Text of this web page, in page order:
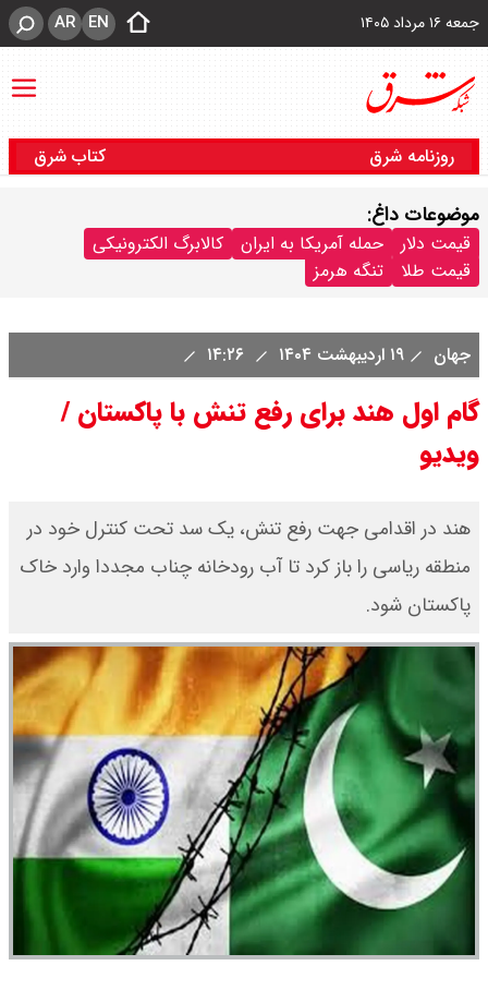
جمعه ۱۶ مرداد ۱۴۰۵ EN
AR
روزنامه شرق کتاب شرق
موضوعات داغ:
قیمت دلار حمله آمریکا به ایران
کالابرگ الکترونیکی
قیمت طلا
تنگه هرمز
جهان ۱۹ اردیبهشت ۱۴۰۴
گام اول هند برای رفع تنش با پاکستان /
ویدیو
هند در اقدامی جهت رفع تنش، یک سد تحت کنترل خود در
منطقه ریاسی را باز کرد تا آب رودخانه چناب مجددا وارد خاک
پاکستان شود.